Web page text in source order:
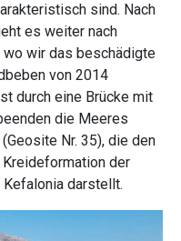
sind. Nach
es weiter nach
wo wir das beschädigte
von 2014
durch eine Brücke mit
die Meeres
(Geosite Nr. 35), die den
der
darstellt.